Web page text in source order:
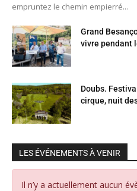
empruntez le chemin empierré...
Grand
vivre pendant
Doubs.
cirque, nuit
LES ÉVÉNEMENTS À VENIR
Il n’y a actuellement aucun